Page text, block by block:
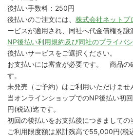
後払い手数料：250円
後払いのご注文には、 株式会社ネットプ
ービスが適用され、同社へ代金債権を譲
NP後払い利用規約及び同社のプライバ
後払いサービスをご選択ください。
お支払いには審査が必要です。 商品の
す。
未発売（ご予約）はご利用いただけませ
当オンラインショップでのNP後払い初
円(税込)迄です。
初回の後払いをお支払後につきまして
ご利用限度額は累計残高で55,000円(税